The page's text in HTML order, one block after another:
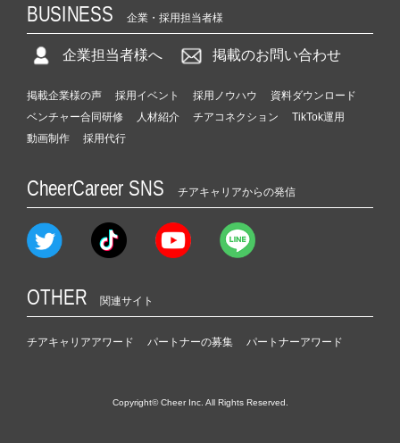
BUSINESS 企業・採用担当者様
企業担当者様へ 掲載のお問い合わせ
掲載企業様の声 採用イベント 採用ノウハウ
資料ダウンロード
ベンチャー合同研修
人材紹介 チアコネクション
TikTok運用
動画制作
採用代行
CheerCareer SNS チアキャリアからの発信
OTHER 関連サイト
チアキャリアアワード パートナーの募集 パートナーアワード
Copyright© Cheer Inc. All Rights Reserved.